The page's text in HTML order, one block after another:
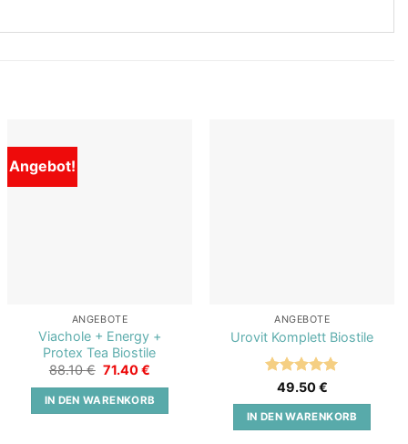
Angebot!
ANGEBOTE
Viachole + Energy +
Protex Tea Biostile
88.10€ Ursprünglicher
war:
88.10 €
71.40€
ist:
71.40 €.
IN DEN WARENKORB
ANGEBOTE
Urovit Komplett Biostile
Bewertet
5
49.50€
IN DEN WARENKORB